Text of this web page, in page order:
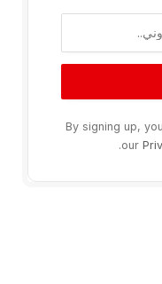
By signing up,
our